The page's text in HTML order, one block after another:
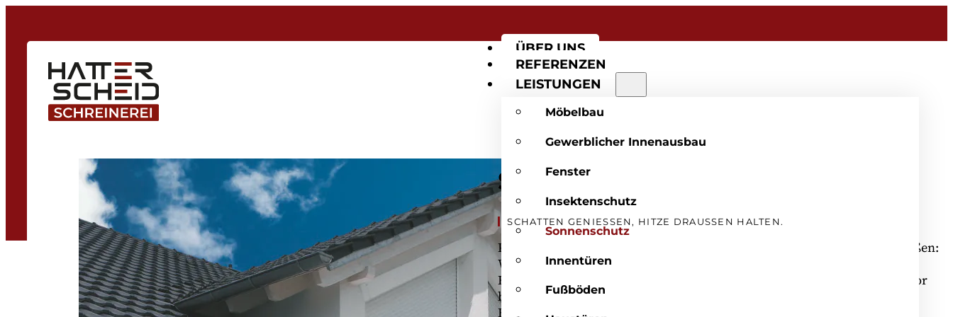
ÜBER UNS
REFERENZEN
LEISTUNGEN
Möbelbau
Gewerblicher Innenausbau
Fenster
Insektenschutz
Sonnenschutz
Innentüren
Fußböden
Sonnenschutz nach Maß
SCHATTEN GENIESSEN, HITZE DRAUSSEN HALTEN.
Perfekte Lichtsteuerung für Fenster, Türen & Fassaden ob innen oder außen:
Wir bieten individuelle Sonnenschutzlösungen wie Plissees, Raffstores,
Rollos, Zip-Screens oder Markisen. Unsere Systeme schützen nicht nur vor
blendender Sonne und Überhitzung, sondern tragen auch zur
Energieeffizienz bei – ganz nach Maß und abgestimmt auf Ihre Wünsche.